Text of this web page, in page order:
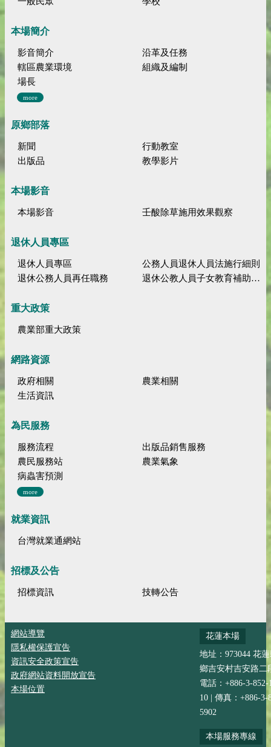
本場簡介
影音簡介
沿革及任務
轄區農業環境
組織及編制
場長
more
原鄉部落
新聞
行動教室
出版品
教學影片
本場影音
本場影音 壬酸除草施用效果觀察
退休人員專區
退休人員專區
公務人員退休人員法施行細則
退休公務人員再任職務
退休公教人員子女教育補助規定
重大政策
農業部重大政策
網路資源
政府相關
農業相關
生活資訊
為民服務
服務流程
出版品銷售服務
農民服務站
農業氣象
病蟲害預測
more
就業資訊
台灣就業通網站
招標及公告
招標資訊 技轉公告
網站導覽
隱私權保護宣告
資訊安全政策宣告
政府網站資料開放宣告
本場位置
花蓮本場
地址：973044 花
鄉吉安村吉安路二
電話：+886-3-852-
10 | 傳真：+886-3-
5902
本場服務專線